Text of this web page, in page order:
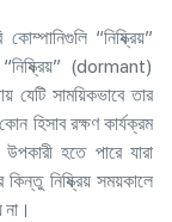
“নিষ্ক্রিয়”
(dormant)
যেটি সাময়িকভাবে তার
হিসাব রক্ষণ কার্যক্রম
হতে পারে যারা
নিষ্ক্রিয় সময়কালে
না।